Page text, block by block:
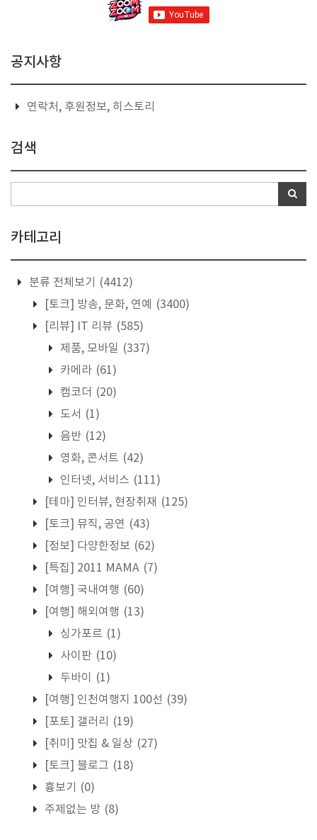
공지사항
연락처, 후원정보, 히스토리
검색
카테고리
분류 전체보기
(4412)
[토크] 방송, 문화, 연예
(3400)
[리뷰] IT 리뷰 (585)
제품, 모바일 (337)
카메라 (61)
캠코더 (20)
도서 (1)
음반 (12)
영화, 콘서트 (42)
인터넷, 서비스 (111)
[테마] 인터뷰, 현장취재 (125)
[토크] 뮤직, 공연 (43)
[정보] 다양한정보 (62)
[특집] 2011 MAMA (7)
[여행] 국내여행 (60)
[여행] 해외여행 (13)
싱가포르 (1)
사이판 (10)
두바이
(1)
[여행] 인천여행지 100선 (39)
[포토] 갤러리
(19)
[취미] 맛집 & 일상 (27)
[토크] 블로그 (18)
흉보기
(0)
주제없는 방 (8)